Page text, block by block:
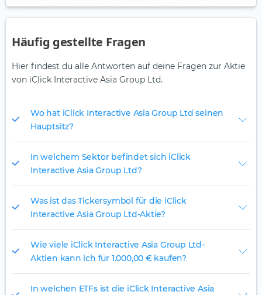
Häufig gestellte Fragen
Hier findest du alle Antworten auf deine Fragen zur Aktie
von iClick Interactive Asia Group Ltd.
Wo hat iClick Interactive Asia Group Ltd seinen
Hauptsitz?
In welchem Sektor befindet sich iClick
Interactive Asia Group Ltd?
Was ist das Tickersymbol für die iClick
Interactive Asia Group Ltd-Aktie?
Wie viele iClick Interactive Asia Group Ltd-
Aktien kann ich für 1.000,00 € kaufen?
In welchen ETFs ist die iClick Interactive Asia